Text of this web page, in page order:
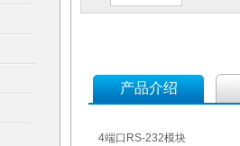
产品介绍
4端口RS-232模块